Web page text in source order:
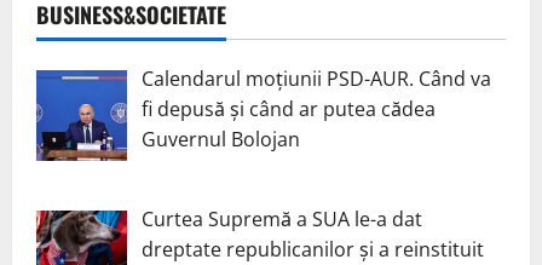
BUSINESS&SOCIETATE
Calendarul moțiunii PSD-AUR. Când va
fi depusă și când ar putea cădea
Guvernul Bolojan
Curtea Supremă a SUA le-a dat
dreptate republicanilor și a reinstituit